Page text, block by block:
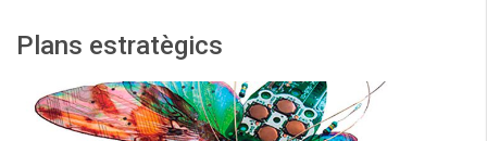
Plans estratègics